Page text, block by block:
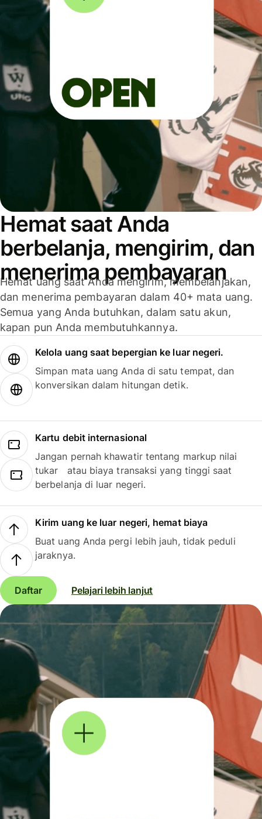
Hemat saat Anda
berbelanja, mengirim, dan
menerima pembayaran
Hemat uang saat Anda mengirim, membelanjakan,
dan menerima pembayaran dalam 40+ mata uang.
Semua yang Anda butuhkan, dalam satu akun,
kapan pun Anda membutuhkannya.
Kelola uang saat bepergian ke luar negeri.
Simpan mata uang Anda di satu tempat, dan
konversikan dalam hitungan detik.
Kartu debit internasional
Jangan pernah khawatir tentang markup nilai
tukar atau biaya transaksi yang tinggi saat
berbelanja di luar negeri.
Kirim uang ke luar negeri, hemat biaya
Buat uang Anda pergi lebih jauh, tidak peduli
jaraknya.
Daftar Pelajari lebih lanjut